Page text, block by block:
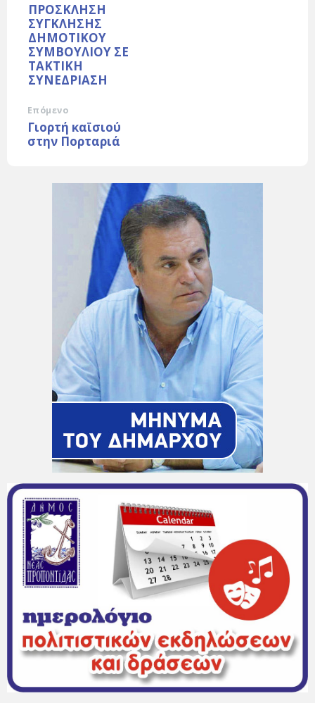
ΠΡΟΣΚΛΗΣΗ
ΣΥΓΚΛΗΣΗΣ
ΔΗΜΟΤΙΚΟΥ
ΣΥΜΒΟΥΛΙΟΥ ΣΕ
TAKTIKH
ΣΥΝΕΔΡΙΑΣΗ
Επόμενο
Γιορτή καϊσιού
στην Πορταριά